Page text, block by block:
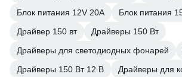
Блок питания 12V 20А
Блок питания
Драйвер 150 вт
Драйверы 150 Вт
Драйверы для светодиодных фонарей
Драйверы 150 Вт 12 В
Драйверы для